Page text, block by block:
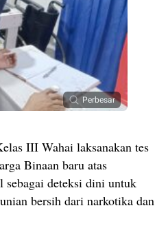
Perbesar
III Wahai laksanakan tes
Binaan baru atas
deteksi dini untuk
bersih dari narkotika dan